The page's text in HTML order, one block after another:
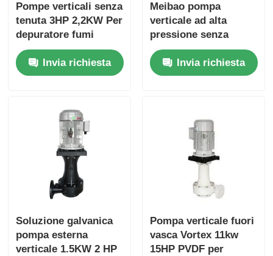
Pompe verticali senza
tenuta 3HP 2,2KW Per
depuratore fumi
Invia richiesta
Meibao pompa
verticale ad alta
pressione senza
sigillo meccanico
funzionamento a
secco 1-10HP 0,75KW
Invia richiesta
Soluzione galvanica
pompa esterna
verticale 1.5KW 2 HP
Pompa verticale fuori
vasca Vortex 11kw
15HP PVDF per